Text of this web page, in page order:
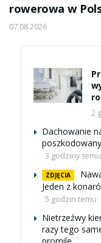
rowerowa w
07.08.2026
2
Dachowanie
3 godziny temu
ZDJĘCIA
Jeden z
5 godzin temu
Nietrzeźwy
razy tego